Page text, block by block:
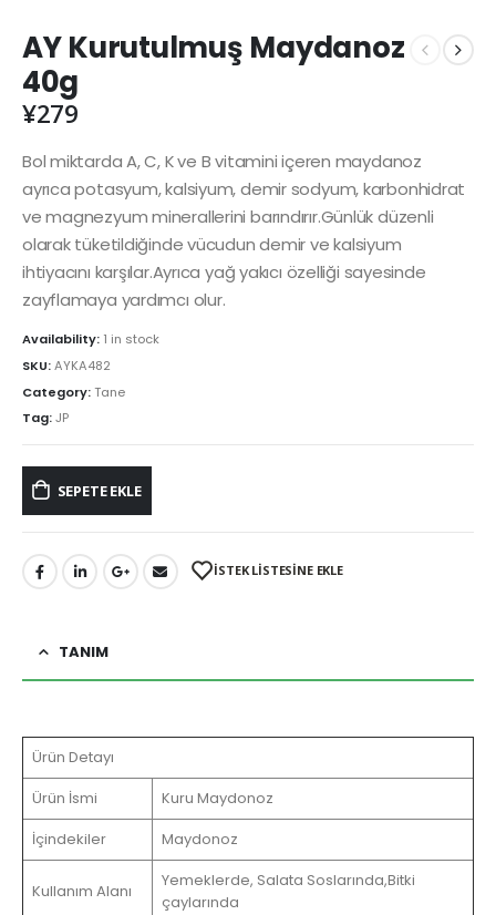
AY Kurutulmuş Maydanoz
40g
¥279
Bol miktarda A, C, K ve B vitamini içeren maydanoz
ayrıca potasyum, kalsiyum, demir sodyum, karbonhidrat
ve magnezyum minerallerini barındırır.Günlük düzenli
olarak tüketildiğinde vücudun demir ve kalsiyum
ihtiyacını karşılar.Ayrıca yağ yakıcı özelliği sayesinde
zayflamaya yardımcı olur.
Availability: 1 in stock
SKU:AYKA482
Category:Tane
Tag:JP
SEPETE EKLE
İSTEK LİSTESİNE EKLE
TANIM
Ürün Detayı
Ürün İsmi
Kuru Maydonoz
İçindekiler
Maydonoz
Kullanım Alanı
Yemeklerde, Salata Soslarında,Bitki
çaylarında